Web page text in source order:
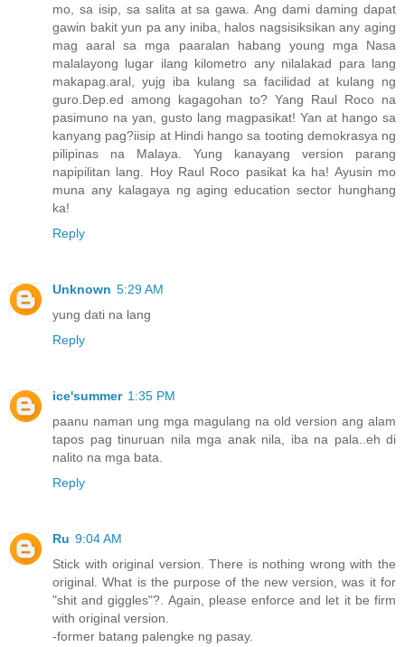
mo, sa isip, sa salita at sa gawa. Ang dami daming dapat
gawin bakit yun pa any iniba, halos nagsisiksikan any aging
mag aaral sa mga paaralan habang young mga Nasa
malalayong lugar ilang kilometro any nilalakad para lang
makapag.aral, yujg iba kulang sa facilidad at kulang ng
guro.Dep.ed among kagagohan to? Yang Raul Roco na
pasimuno na yan, gusto lang magpasikat! Yan at hango sa
kanyang pag?iisip at Hindi hango sa tooting demokrasya ng
pilipinas na Malaya. Yung kanayang version parang
napipilitan lang. Hoy Raul Roco pasikat ka ha! Ayusin mo
muna any kalagaya ng aging education sector hunghang
ka!
Reply
Unknown 5:29 AM
yung dati na lang
Reply
ice'summer 1:35 PM
paanu naman ung mga magulang na old version ang alam
tapos pag tinuruan nila mga anak nila, iba na pala..eh di
nalito na mga bata.
Reply
Ru 9:04 AM
Stick with original version. There is nothing wrong with the
original. What is the purpose of the new version, was it for
"shit and giggles"?. Again, please enforce and let it be firm
with original version.
-former batang palengke ng pasay.